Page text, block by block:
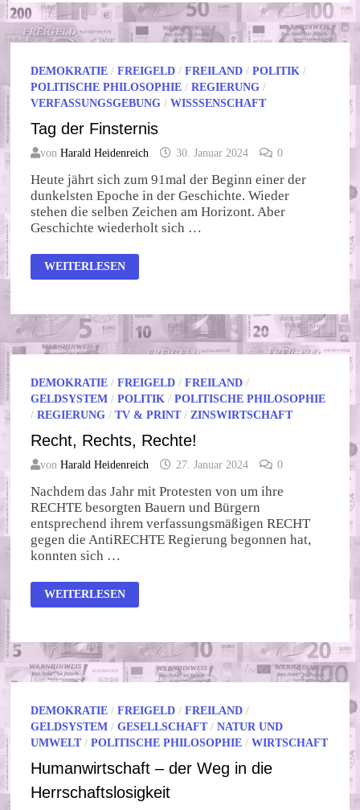
ZWEI
SICH
STREITEN
…
DEMOKRATIE /FREIGELD /FREILAND /POLITIK /
POLITISCHE PHILOSOPHIE /REGIERUNG /
VERFASSUNGSGEBUNG /WISSSENSCHAFT
Tag der Finsternis
vonHarald Heidenreich 30. Januar 2024 0
Heute jährt sich zum 91mal der Beginn einer der
dunkelsten Epoche in der Geschichte. Wieder
stehen die selben Zeichen am Horizont. Aber
Geschichte wiederholt sich …
TAG
DER
WEITERLESEN
DEMOKRATIE /FREIGELD /FREILAND /
GELDSYSTEM /POLITIK /POLITISCHE PHILOSOPHIE
/REGIERUNG /TV & PRINT/ZINSWIRTSCHAFT
Recht, Rechts, Rechte!
vonHarald Heidenreich 27. Januar 2024 0
Nachdem das Jahr mit Protesten von um ihre
RECHTE besorgten Bauern und Bürgern
entsprechend ihrem verfassungsmäßigen RECHT
gegen die AntiRECHTE Regierung begonnen hat,
konnten sich …
RECHT,
RECHTS,
WEITERLESEN
DEMOKRATIE /FREIGELD /FREILAND /
GELDSYSTEM /GESELLSCHAFT/NATUR UND
UMWELT/POLITISCHE PHILOSOPHIE /WIRTSCHAFT
Humanwirtschaft – der Weg in die
Herrschaftslosigkeit